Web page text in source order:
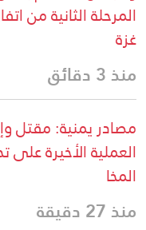
المرحلة الثانية من
غزة
منذ 3 دقائق
مصادر يمنية: مقتل
العملية الأخيرة
المخا
منذ 27 دقيقة